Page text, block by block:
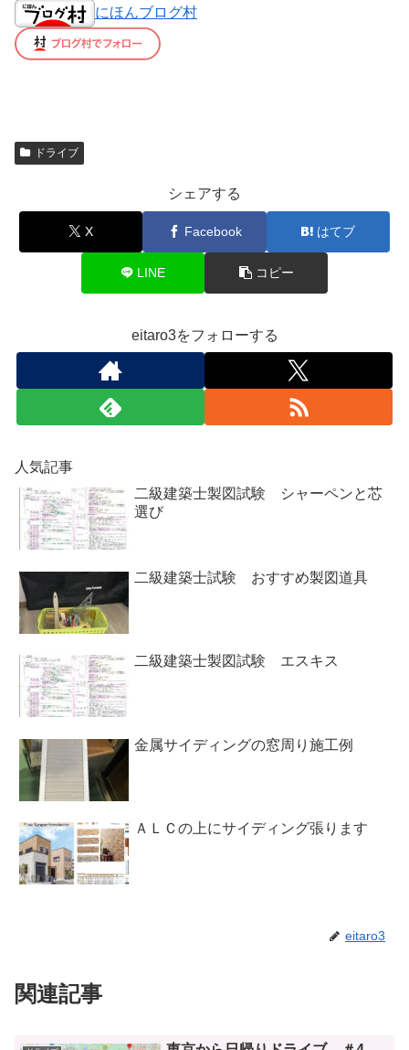
にほんブログ村
ドライブ
シェアする
X Facebook はてブ
LINE コピー
eitaro3をフォローする
人気記事
二級建築士製図試験 シャーペンと芯
選び
二級建築士試験 おすすめ製図道具
二級建築士製図試験 エスキス
金属サイディングの窓周り施工例
ＡＬＣの上にサイディング張ります
eitaro3
関連記事